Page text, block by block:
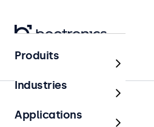
Écrans
Moniteurs 8 pouces
Produits
Industries
Applications